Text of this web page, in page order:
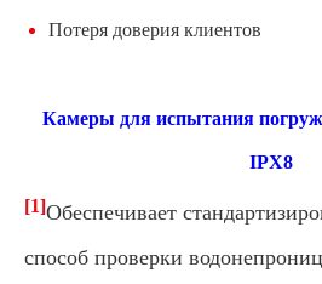
Потеря доверия клиентов
Камеры для испытания
IPX8
[1]Обеспечивает
способ проверки